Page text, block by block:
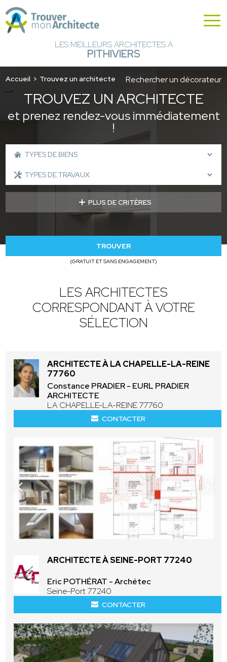
LES MEILLEURS ARCHITECTES À
PITHIVIERS
Accueil Trouvez un architecte Rechercher un décorateur
TROUVEZ UN ARCHITECTE
et prenez rendez-vous immédiatement
!
PLUS DE CRITÈRES
TROUVER
(GRATUIT ET SANS ENGAGEMENT)
LES ARCHITECTES
CORRESPONDANT À VOTRE
SÉLECTION
ARCHITECTE À LA CHAPELLE-LA-REINE
77760
Constance PRADIER - EURL PRADIER
ARCHITECTE
LA CHAPELLE-LA-REINE 77760
CONTACTER
ARCHITECTE À SEINE-PORT 77240
Eric POTHÉRAT - Archétec
Seine-Port 77240
CONTACTER